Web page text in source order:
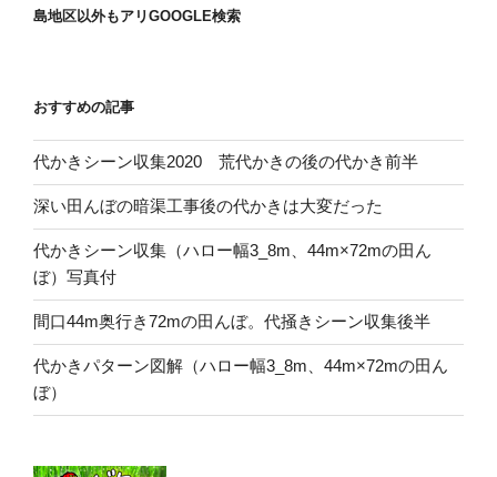
島地区以外もアリGOOGLE検索
おすすめの記事
代かきシーン収集2020 荒代かきの後の代かき前半
深い田んぼの暗渠工事後の代かきは大変だった
代かきシーン収集（ハロー幅3_8m、44m×72mの田ん
ぼ）写真付
間口44m奥行き72mの田んぼ。代掻きシーン収集後半
代かきパターン図解（ハロー幅3_8m、44m×72mの田ん
ぼ）